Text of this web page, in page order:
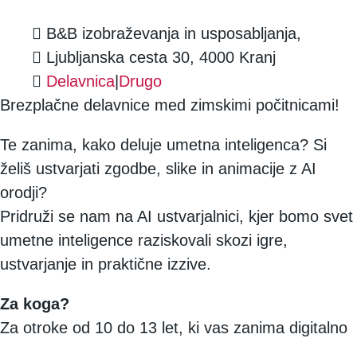
B&B izobraževanja in usposabljanja,
Ljubljanska cesta 30, 4000 Kranj
Delavnica| Drugo
Brezplačne delavnice med zimskimi počitnicami!
Te zanima, kako deluje umetna inteligenca? Si
želiš ustvarjati zgodbe, slike in animacije z AI
orodji?
Pridruži se nam na AI ustvarjalnici, kjer bomo svet
umetne inteligence raziskovali skozi igre,
ustvarjanje in praktične izzive.
Za koga?
Za otroke od 10 do 13 let, ki vas zanima digitalno